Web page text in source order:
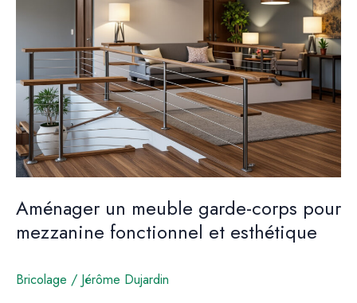
Aménager un meuble garde-corps pour
mezzanine fonctionnel et esthétique
Bricolage / Jérôme Dujardin